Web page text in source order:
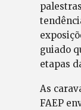
guiado
etapas
As
FAEP